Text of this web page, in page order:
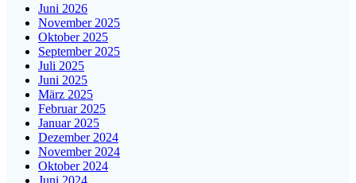
Juni 2026
November 2025
Oktober 2025
September 2025
Juli 2025
Juni 2025
März 2025
Februar 2025
Januar 2025
Dezember 2024
November 2024
Oktober 2024
Juni 2024